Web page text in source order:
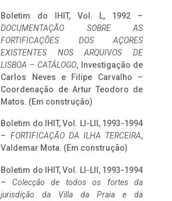
Boletim do IHIT, Vol. L, 1992 –
DOCUMENTAÇÃO SOBRE AS
FORTIFICAÇÕES DOS AÇORES
EXISTENTES NOS ARQUIVOS DE
LISBOA – CATÁLOGO, Investigação de
Carlos Neves e Filipe Carvalho –
Coordenação de Artur Teodoro de
Matos. (Em construção)
Boletim do IHIT, Vol. LI-LII, 1993-1994
– FORTIFICAÇÃO DA ILHA TERCEIRA,
Valdemar Mota. (Em construção)
Boletim do IHIT, Vol. LI-LII, 1993-1994
– Colecção de todos os fortes da
jurisdição da Villa da Praia e da